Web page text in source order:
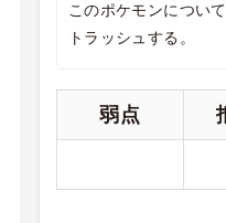
このポケモンについ
トラッシュする。
弱点